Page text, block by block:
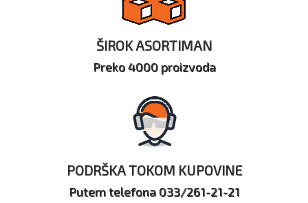
ŠIROK ASORTIMAN
Preko 4000 proizvoda
PODRŠKA TOKOM KUPOVINE
Putem telefona 033/261-21-21